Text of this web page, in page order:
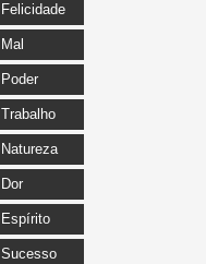
Felicidade
Mal
Poder
Trabalho
Natureza
Dor
Espírito
Sucesso